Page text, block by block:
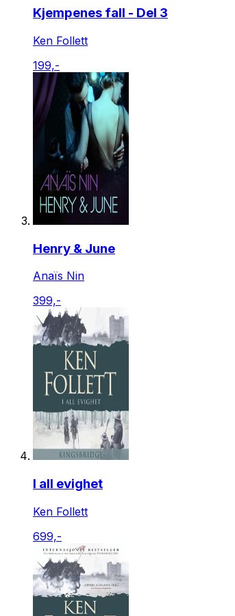
Kjempenes fall - Del 3
Ken Follett
199,-
Henry & June
Anaïs Nin
399,-
I all evighet
Ken Follett
699,-